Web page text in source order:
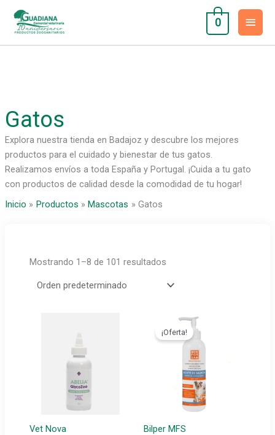
contenido
0
Gatos
Explora nuestra tienda en Badajoz y descubre los mejores
productos para el cuidado y bienestar de tus gatos.
Realizamos envíos a toda España y Portugal. ¡Cuida a tu gato
con productos de calidad desde la comodidad de tu hogar!
Inicio
Productos Mascotas Gatos
Mostrando 1–8 de 101 resultados
Vet Nova Bilper MFS
¡Oferta!